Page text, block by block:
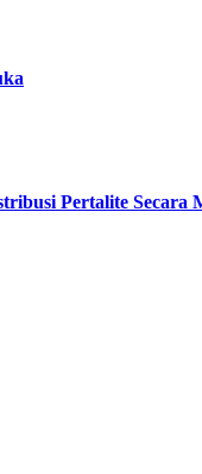
Pertalite Secara